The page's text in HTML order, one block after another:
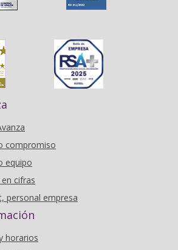
compromiso
equipo
cifras
personal empresa
horarios